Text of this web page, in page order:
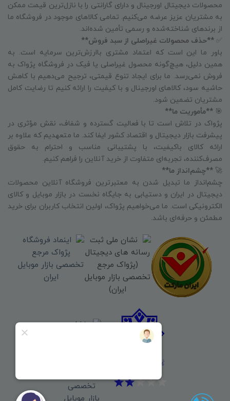
محصولات دیجیتال اورجینال و دارای گارانتی را با نازل‌ترین قیمت ممکن
به مشتریان عزیز عرضه می‌کنیم. تمامی کالاهای موجود در فروشگاه ما
از برندهای شناخته‌شده و رسمی تأمین شده‌اند.
✅ **حذف محصولات غیراصلی از سبد فروش**
باور ما این است که اعتماد مشتری باارزش‌ترین سرمایه است. به
همین دلیل، هیچ‌گونه محصول غیراصلی یا فیک در فروشگاه پژواک به
فروش نمی‌رسد. ما برای ایجاد تنوع قیمتی، ترجیح می‌دهیم با کاهش
حاشیه سود، کالاهای اورجینال و با کیفیت را ارائه کنیم تا رضایت کامل
مشتریان تضمین شود.
🎯 **مأموریت ما**
پژواک در تلاش است تا با فعالیت گسترده و شفاف، نقش مؤثری در
پیشرفت بازار دیجیتال و اقتصاد کشور ایفا کند. ما متعهدیم که علاوه بر
ارائه کالای باکیفیت، با پشتیبانی مناسب و احترام به حقوق
مصرف‌کننده، تجربه‌ای متفاوت از خرید آنلاین را فراهم کنیم.
🚀 **چشم‌انداز ما**
چشم‌انداز ما تبدیل شدن به معتبرترین فروشگاه آنلاین محصولات
دیجیتال در ایران و دستیابی به جایگاه نخست در بازار موبایل و کالای
الکترونیکی است. ما می‌خواهیم پژواک، اولین انتخاب کاربران برای خرید
مطمئن و حرفه‌ای باشد.